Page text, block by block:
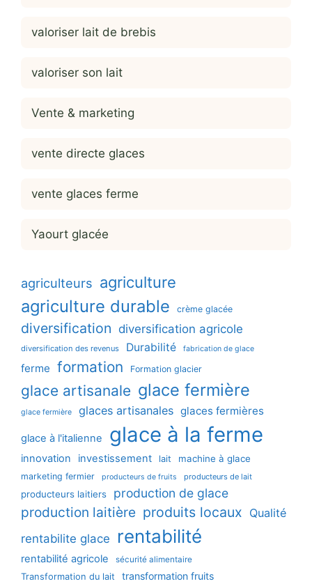
valoriser lait de brebis
valoriser son lait
Vente & marketing
vente directe glaces
vente glaces ferme
Yaourt glacée
agriculteurs agriculture
agriculture durable crème glacée
diversification diversification agricole
diversification des revenus Durabilité fabrication de glace
ferme formation Formation glacier
glace artisanale glace fermière
glace fermière glaces artisanales glaces fermières
glace à l'italienne glace à la ferme
innovation investissement lait machine à glace
marketing fermier producteurs de fruits producteurs de lait
producteurs laitiers production de glace
production laitière produits locaux Qualité
rentabilite glace
rentabilité
rentabilité agricole sécurité alimentaire
Transformation du lait transformation fruits